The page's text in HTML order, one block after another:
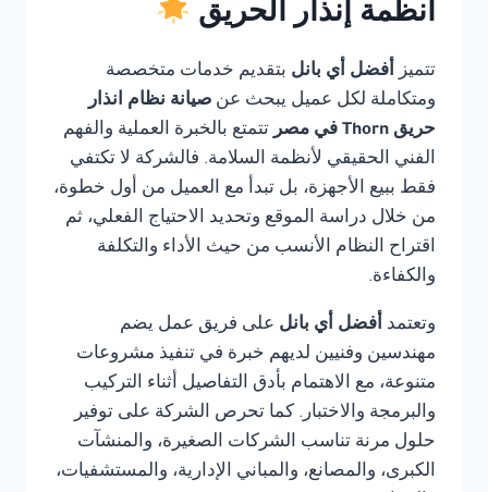
أنظمة إنذار الحريق
تتميز أفضل أي بانل بتقديم خدمات متخصصة
ومتكاملة لكل عميل يبحث عن صيانة نظام انذار
حريق Thorn في مصر
تتمتع بالخبرة العملية والفهم
الفني الحقيقي لأنظمة السلامة. فالشركة لا تكتفي
فقط ببيع الأجهزة، بل تبدأ مع العميل من أول خطوة،
من خلال دراسة الموقع وتحديد الاحتياج الفعلي، ثم
اقتراح النظام الأنسب من حيث الأداء والتكلفة
والكفاءة.
وتعتمد أفضل أي بانل على فريق عمل يضم
مهندسين وفنيين لديهم خبرة في تنفيذ مشروعات
متنوعة، مع الاهتمام بأدق التفاصيل أثناء التركيب
والبرمجة والاختبار. كما تحرص الشركة على توفير
حلول مرنة تناسب الشركات الصغيرة، والمنشآت
الكبرى، والمصانع، والمباني الإدارية، والمستشفيات،